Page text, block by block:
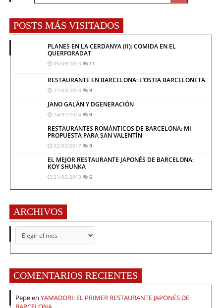
POSTS MÁS VISITADOS
PLANES EN LA CERDANYA (II): COMIDA EN EL
QUERFORADAT
05/09/2013 11
RESTAURANTE EN BARCELONA: L’OSTIA BARCELONETA
21/03/2013 9
JANO GALÁN Y DGENERACIÓN
14/01/2014 9
RESTAURANTES ROMÁNTICOS DE BARCELONA: MI
PROPUESTA PARA SAN VALENTÍN
02/02/2017 9
EL MEJOR RESTAURANTE JAPONÉS DE BARCELONA:
KOY SHUNKA
21/05/2013 6
ARCHIVOS
COMENTARIOS RECIENTES
Pepeen YAMADORI: EL PRIMER RESTAURANTE JAPONÉS DE